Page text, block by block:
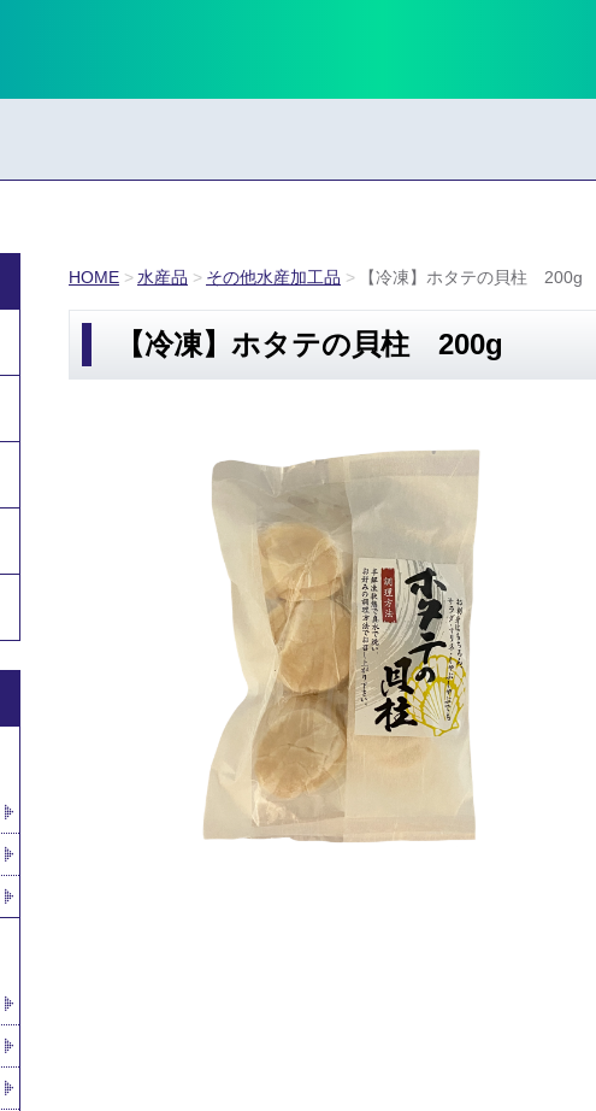
HOME 水産品 その他水産加工品 【冷凍】ホタテの貝柱 200g
【冷凍】ホタテの貝柱 200g